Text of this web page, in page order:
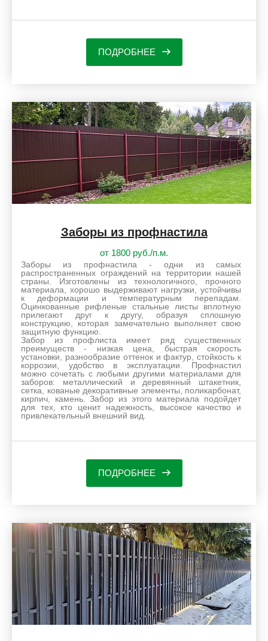
ПОДРОБНЕЕ
Заборы из профнастила
от 1800 руб./п.м.
Заборы из профнастила - одни из самых
распространенных ограждений на территории нашей
страны. Изготовлены из технологичного, прочного
материала, хорошо выдерживают нагрузки, устойчивы
к деформации и температурным перепадам.
Оцинкованные рифленые стальные листы вплотную
прилегают друг к другу, образуя сплошную
конструкцию, которая замечательно выполняет свою
защитную функцию.
Забор из профлиста имеет ряд существенных
преимуществ - низкая цена, быстрая скорость
установки, разнообразие оттенок и фактур, стойкость к
коррозии, удобство в эксплуатации. Профнастил
можно сочетать с любыми другими материалами для
заборов: металлический и деревянный штакетник,
сетка, кованые декоративные элементы, поликарбонат,
кирпич, камень. Забор из этого материала подойдет
для тех, кто ценит надежность, высокое качество и
привлекательный внешний вид.
ПОДРОБНЕЕ